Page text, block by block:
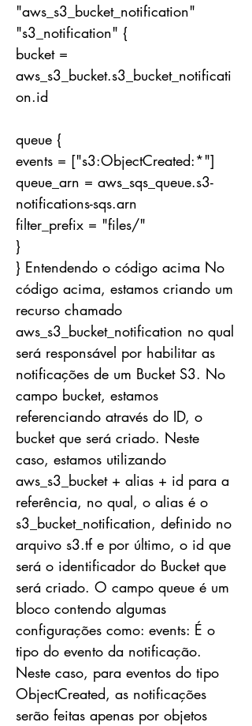
"aws_s3_bucket_notification"
"s3_notification" {
bucket =
aws_s3_bucket.s3_bucket_notificati
on.id
queue {
events = ["s3:ObjectCreated:*"]
queue_arn = aws_sqs_queue.s3-
notifications-sqs.arn
filter_prefix = "files/"
}
} Entendendo o código acima No
código acima, estamos criando um
recurso chamado
aws_s3_bucket_notification no qual
será responsável por habilitar as
notificações de um Bucket S3. No
campo bucket, estamos
referenciando através do ID, o
bucket que será criado. Neste
caso, estamos utilizando
aws_s3_bucket + alias + id para a
referência, no qual, o alias é o
s3_bucket_notification, definido no
arquivo s3.tf e por último, o id que
será o identificador do Bucket que
será criado. O campo queue é um
bloco contendo algumas
configurações como: events: É o
tipo do evento da notificação.
Neste caso, para eventos do tipo
ObjectCreated, as notificações
serão feitas apenas por objetos